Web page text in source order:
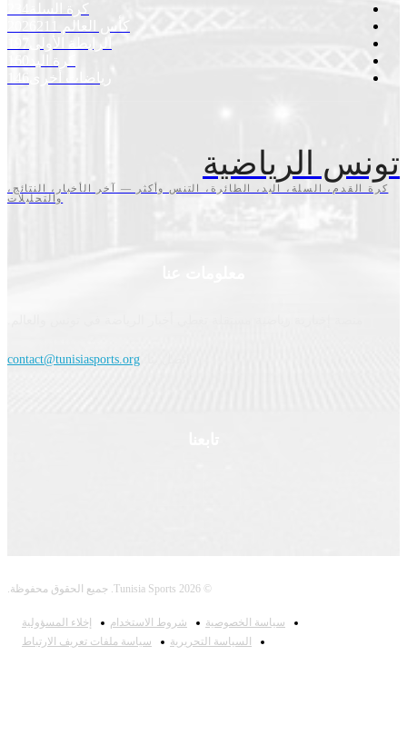
كرة السلة 234
كأس العالم 2026
الرابطة الأولى
197
160
رياضات أخرى
146
الرياضية
السلة، اليد، الطائرة، التنس وأكثر — آخر الأخبار، النتائج،
والتحليلات
contact@tunisiasports.org
سياسة الخصوصية شروط الاستخدام
إخلاء المسؤولية
السياسة التحريرية
سياسة ملفات تعريف الارتباط